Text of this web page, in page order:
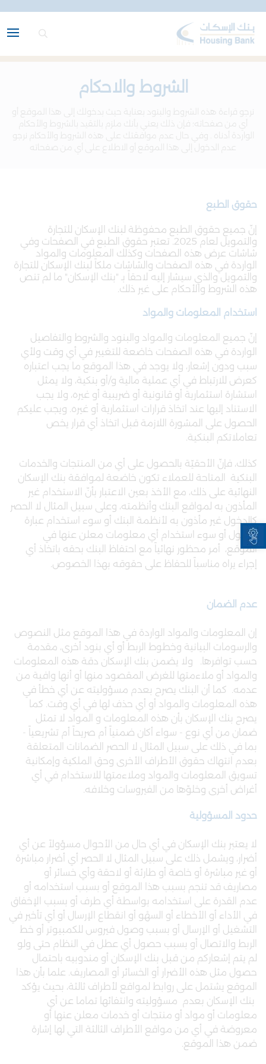
Open toolbar
الشروط والاحكام
نرجو قراءة هذه الشروط والبنود بعناية حيث بدخولك إلى هذا الموقع أو
أي من صفحاته؛ فإن ذلك يعني بأنك ملزم بالتقيد بالشروط والأحكام
الواردة أدناه . وفي حال عدم موافقتك على هذه الشروط والأحكام نرجو
عدم الدخول إلى هذا الموقع أو الاطلاع على أي من صفحاته
حقوق الطبع
إنّ جميع حقوق الطبع محفوظة لبنك الإسكان للتجارة
والتمويل لعام 2025. تعتبر حقوق الطبع في الصفحات وفي
شاشات عرض هذه الصفحات وكذلك المعلومات والمواد
الواردة في هذه الصفحات والشاشات ملكاً لبنك الإسكان للتجارة
والتمويل والذي سيشار إليه لاحقاً بـ "بنك الإسكان" ما لم تنص
هذه الشروط والأحكام على غير ذلك.
استخدام المعلومات والمواد
إنّ جميع المعلومات والمواد والبنود والشروط والتفاصيل
الواردة في هذه الصفحات خاضعة للتغيير في أي وقت ولأي
سبب ودون إشعار، ولا يوجد في هذا الموقع ما يجب اعتباره
كعرض للارتباط في أي عملية مالية و/أو بنكية، ولا يمثل
استشارة استثمارية أو قانونية أو ضريبية أو غيره، ولا يجب
الاستناد إليها عند اتخاذ قرارات استثمارية أو غيره. ويجب عليكم
الحصول على المشورة اللازمة قبل اتخاذ أي قرار يخص
تعاملاتكم البنكية.
كذلك، فإنّ الأحقيّة بالحصول على أي من المنتجات والخدمات
البنكية المتاحة للعملاء تكون خاضعة لموافقة بنك الإسكان
النهائية على ذلك، مع الأخذ بعين الاعتبار بأنّ الاستخدام غير
المأذون به لمواقع البنك وأنظمته، وعلى سبيل المثال لا الحصر
كالدخول غير مأذون به لأنظمة البنك أو سوء استخدام عبارة
الدخول أو سوء استخدام أي معلومات معلن عنها في
الموقع، أمر محظور نهائياً مع احتفاظ البنك بحقه باتخاذ أي
إجراء يراه مناسباً للحفاظ على حقوقه بهذا الخصوص.
عدم الضمان
إن المعلومات والمواد الواردة في هذا الموقع مثل النصوص
والرسومات البيانية وخطوط الربط أو أي بنود أخرى، مقدمة
حسب توافرها. ولا يضمن بنك الإسكان دقة هذه المعلومات
والمواد أو ملاءمتها للغرض المقصود منها أو أنها وافية من
عدمه. كما أن البنك يصرح بعدم مسؤوليته عن أي خطأ في
هذه المعلومات والمواد أو أي حذف لها في أي وقت. كما
يصرح بنك الإسكان بأن هذه المعلومات و المواد لا تمثل
ضمان من أي نوع - سواء أكان ضمنياً أم صريحاً أم تشريعياً -
بما في ذلك على سبيل المثال لا الحصر الضمانات المتعلقة
بعدم انتهاك حقوق الأطراف الأخرى وحق الملكية وإمكانية
تسويق المعلومات والمواد وملاءمتها للاستخدام في أي
أغراض أخرى وخلوّها من الفيروسات وخلافه.
حدود المسؤولية
لا يعتبر بنك الإسكان في أي حال من الأحوال مسؤولاً عن أي
أضرار، ويشمل ذلك على سبيل المثال لا الحصر أي أضرار مباشرة
أو غير مباشرة أو خاصة أو طارئة أو لاحقة وأي خسائر أو
مصاريف قد تنجم بسبب هذا الموقع أو بسبب استخدامه أو
عدم القدرة على استخدامه بواسطة أي طرف أو بسبب الإخفاق
في الأداء أو الأخطاء أو السهْو أو انقطاع الإرسال أو أي تأخير في
التشغيل أو الإرسال أو بسبب وصول فيروس للكمبيوتر أو خط
الربط والاتصال أو بسبب حصول أي عطل في النظام حتى ولو
لم يتم إشعاركم من قبل بنك الإسكان أو مندوبيه باحتمال
حصول مثل هذه الأضرار أو الخسائر أو المصاريف. علما بأن هذا
الموقع يشتمل على روابط لمواقع لأطراف ثالثة، بحيث يؤكد
بنك الإسكان بعدم مسؤوليته وانتفائها تماما عن أي
معلومات أو مواد أو منتجات أو خدمات معلن عنها أو
معروضة في أي من مواقع الأطراف الثالثة التي لها إشارة
ضمن هذا الموقع.